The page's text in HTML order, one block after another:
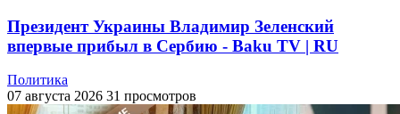
Президент Украины Владимир Зеленский
впервые прибыл в Сербию - Baku TV | RU
Политика
07 августа 2026 31 просмотров